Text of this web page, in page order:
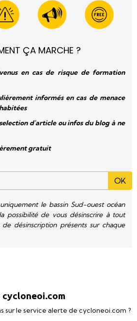
ÇA MARCHE ?
en cas de risque de formation
informés en cas de menace
d'article ou infos du blog à ne
gratuit
OK
le bassin Sud-ouest océan
possibilité de vous désinscrire à tout
désinscription présents sur chaque
sur le service alerte de cycloneoi.com ?